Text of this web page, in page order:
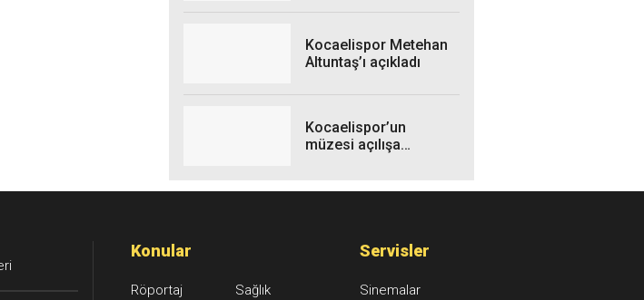
Kocaelispor Metehan
Altuntaş’ı açıkladı
Kocaelispor’un
müzesi açılışa
Konular
Röportaj
Sağlık
Servisler
Sinemalar